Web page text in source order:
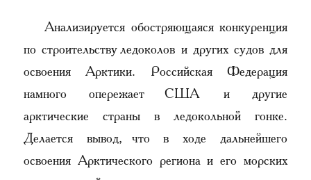
Анализируется обостряющаяся конкуренция
по строительству ледоколов и других судов для
освоения Арктики. Российская Федерация
намного опережает США и другие
арктические страны в ледокольной гонке.
Делается вывод, что в ходе дальнейшего
освоения Арктического региона и его морских